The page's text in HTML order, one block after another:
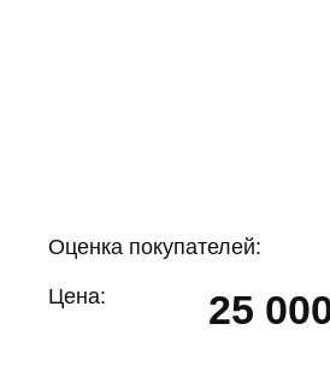
Оценка покупателей:
Цена: 25